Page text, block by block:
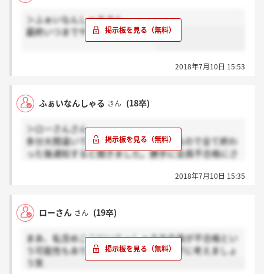
＞ふぁいなんしゃるさん
最終いつまでやってるんですか？
2018年7月10日 15:53
ふぁいなんしゃる さん (18卒)
＞ローさんさん
多分大間違いで、今週まで最終面接あるので全て終わ
った後通知すると聞きました。勝手に全員不合格にさ
2018年7月10日 15:35
ローさん さん (19卒)
まあ、私含めここにいらっしゃる方全員が不合格とい
う可能性もありますが・・・ポジティブに考えましょ
う笑